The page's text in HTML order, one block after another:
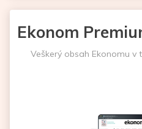
Ekonom
Veškerý obsah Ekonomu